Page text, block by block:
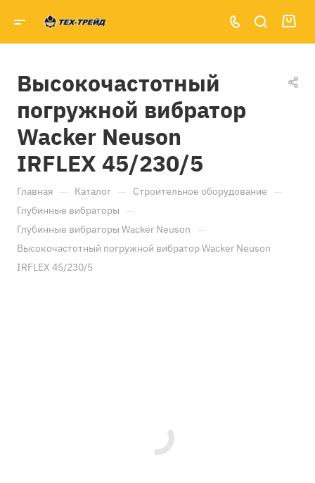
Высокочастотный
погружной вибратор
Wacker Neuson
IRFLEX 45/230/5
Главная — Каталог — Строительное оборудование —
Глубинные вибраторы —
Глубинные вибраторы Wacker Neuson —
Высокочастотный погружной вибратор Wacker Neuson
IRFLEX 45/230/5